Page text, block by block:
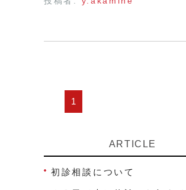
1
ARTICLE
初診相談について